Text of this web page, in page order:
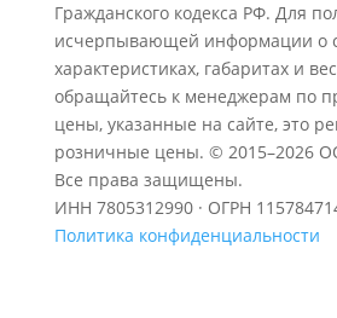
Гражданского кодекса РФ. Для
исчерпывающей информации о
характеристиках, габаритах и
обращайтесь к менеджерам по
цены, указанные на сайте, это
розничные цены. © 2015–2026
Все права защищены.
ИНН 7805312990 · ОГРН
Политика конфиденциальности